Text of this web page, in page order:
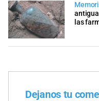
las
Dejanos tu